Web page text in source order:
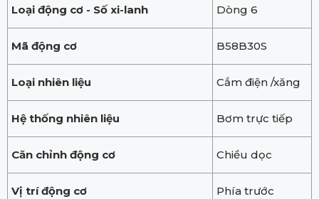
Loại động cơ - Số xi-lanh Dòng 6
Mã động cơ B58B30S
Loại nhiên liệu Cắm điện /xăng
Hệ thống nhiên liệu Bơm trực tiếp
Căn chỉnh động cơ Chiều dọc
Vị trí động cơ Phía trước